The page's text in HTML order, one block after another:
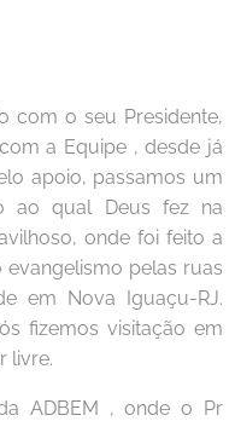
com o seu Presidente,
a Equipe , desde já
apoio, passamos um
ao qual Deus fez na
onde foi feito a
pelas ruas
em Nova Iguaçu-RJ.
fizemos visitação em
livre.
ADBEM , onde o Pr